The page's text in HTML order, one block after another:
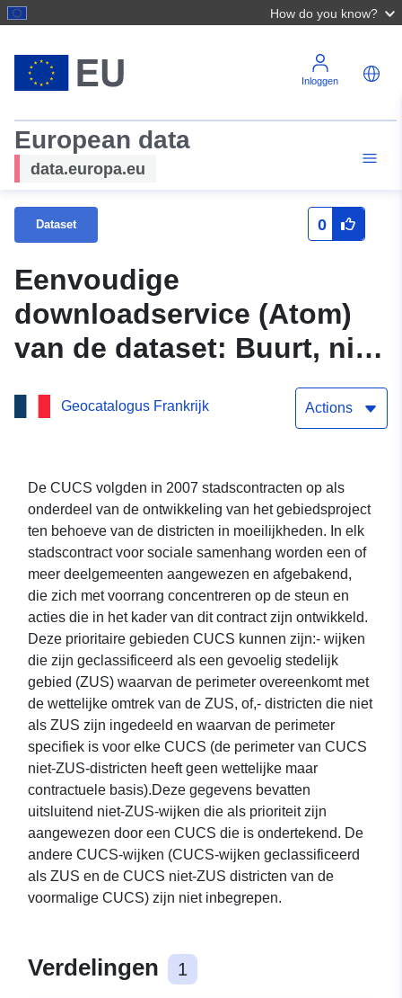
How do you know?
Inloggen
European data
data.europa.eu
Dataset 0
Eenvoudige
downloadservice (Atom)
van de dataset: Buurt, niet
aangemerkt in een
cohesie in de Opper-Rijn
Geocatalogus Frankrijk Actions
De CUCS volgden in 2007 stadscontracten op als
onderdeel van de ontwikkeling van het gebiedsproject
ten behoeve van de districten in moeilijkheden. In elk
stadscontract voor sociale samenhang worden een of
meer deelgemeenten aangewezen en afgebakend,
die zich met voorrang concentreren op de steun en
acties die in het kader van dit contract zijn ontwikkeld.
Deze prioritaire gebieden CUCS kunnen zijn:- wijken
die zijn geclassificeerd als een gevoelig stedelijk
gebied (ZUS) waarvan de perimeter overeenkomt met
de wettelijke omtrek van de ZUS, of,- districten die niet
als ZUS zijn ingedeeld en waarvan de perimeter
specifiek is voor elke CUCS (de perimeter van CUCS
niet-ZUS-districten heeft geen wettelijke maar
contractuele basis).Deze gegevens bevatten
uitsluitend niet-ZUS-wijken die als prioriteit zijn
aangewezen door een CUCS die is ondertekend. De
andere CUCS-wijken (CUCS-wijken geclassificeerd
als ZUS en de CUCS niet-ZUS districten van de
voormalige CUCS) zijn niet inbegrepen.
Verdelingen 1